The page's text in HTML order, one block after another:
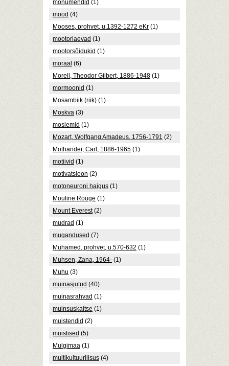
monumendid (1)
mood (4)
Mooses, prohvet, u.1392-1272 eKr (1)
mootorlaevad (1)
mootorsõidukid (1)
moraal (6)
Morell, Theodor Gilbert, 1886-1948 (1)
mormoonid (1)
Mosambiik (riik) (1)
Moskva (3)
moslemid (1)
Mozart, Wolfgang Amadeus, 1756-1791 (2)
Mothander, Carl, 1886-1965 (1)
motiivid (1)
motivatsioon (2)
motoneuroni haigus (1)
Mouline Rouge (1)
Mount Everest(2)
mudrad (1)
mugandused (7)
Muhamed, prohvet, u.570-632 (1)
Muhsen, Zana, 1964- (1)
Muhu (3)
muinasjutud (40)
muinasrahvad (1)
muinsuskaitse (1)
muistendid (2)
muistised (5)
Mulgimaa (1)
multikultuurilisus (4)